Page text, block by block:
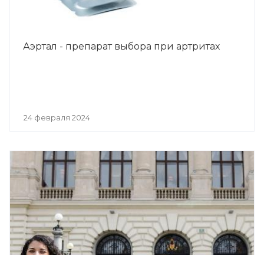
Аэртал - препарат выбора при артритах
24 февраля 2024